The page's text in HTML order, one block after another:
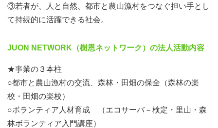
③若者が、人と自然、都市と農山漁村をつなぐ担い手とし
て持続的に活躍できる社会。
JUON NETWORK（樹恩ネットワーク）の法人活動内容
★事業の３本柱
○都市と農山漁村の交流、森林・田畑の保全（森林の楽
校・田畑の楽校）
○ボランティア人材育成 （エコサーバ－検定・里山・森
林ボランティア入門講座）